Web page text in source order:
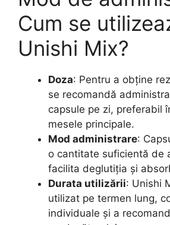
Cum se
Unishi Mix?
Doza: Pentru a obține
se recomandă
capsule pe zi, preferabil
mesele principale.
Mod administrare:
o cantitate suficientă de
facilita deglutiția și
Durata utilizării: Unishi
utilizat pe termen lung,
individuale și a